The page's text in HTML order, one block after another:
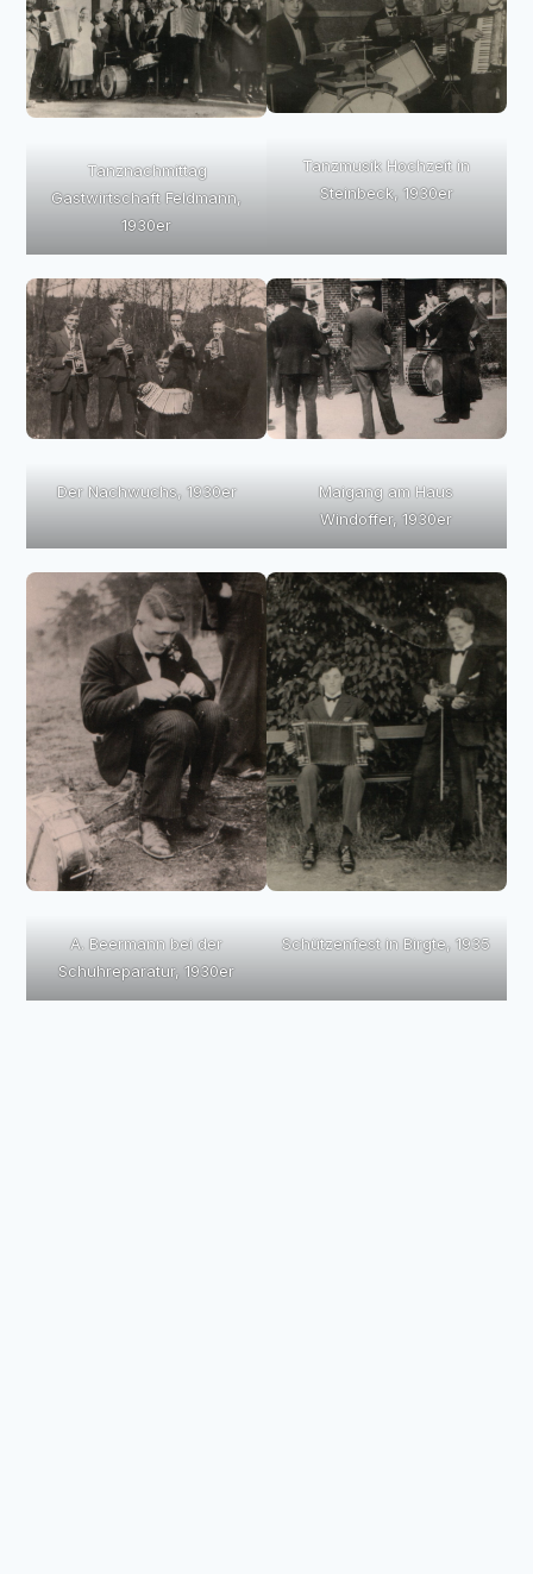
Tanznachmittag
Gastwirtschaft Feldmann,
1930er
Tanzmusik Hochzeit in
Steinbeck, 1930er
Der Nachwuchs, 1930er
Maigang am Haus
Windoffer, 1930er
A. Beermann bei der
Schuhreparatur, 1930er
Schützenfest in Birgte, 1935